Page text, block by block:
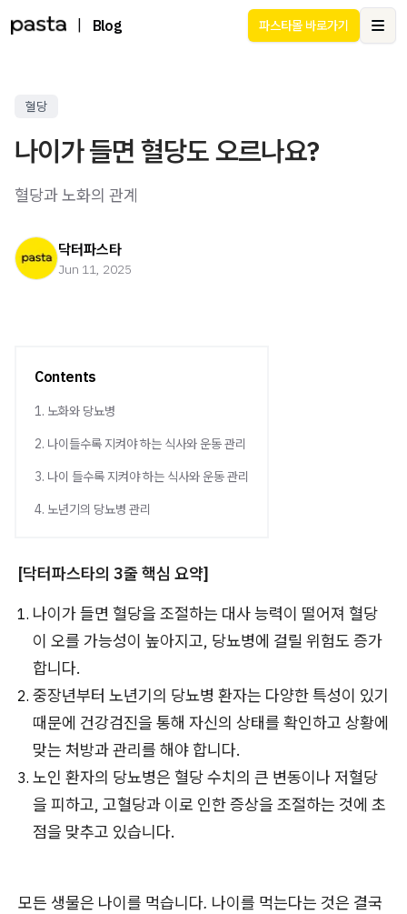
Blog 파스타몰 바로가기
혈당
나이가 들면 혈당도 오르나요?
혈당과 노화의 관계
닥터파스타
Jun 11, 2025
Contents
1. 노화와 당뇨병
2. 나이들수록 지켜야 하는 식사와 운동 관리
3. 나이 들수록 지켜야 하는 식사와 운동 관리
4. 노년기의 당뇨병 관리
[닥터파스타의 3줄 핵심 요약]
나이가 들면 혈당을 조절하는 대사 능력이 떨어져 혈당
이 오를 가능성이 높아지고, 당뇨병에 걸릴 위험도 증가
합니다.
중장년부터 노년기의 당뇨병 환자는 다양한 특성이 있기
때문에 건강검진을 통해 자신의 상태를 확인하고 상황에
맞는 처방과 관리를 해야 합니다.
노인 환자의 당뇨병은 혈당 수치의 큰 변동이나 저혈당
을 피하고, 고혈당과 이로 인한 증상을 조절하는 것에 초
점을 맞추고 있습니다.
모든 생물은 나이를 먹습니다. 나이를 먹는다는 것은 결국